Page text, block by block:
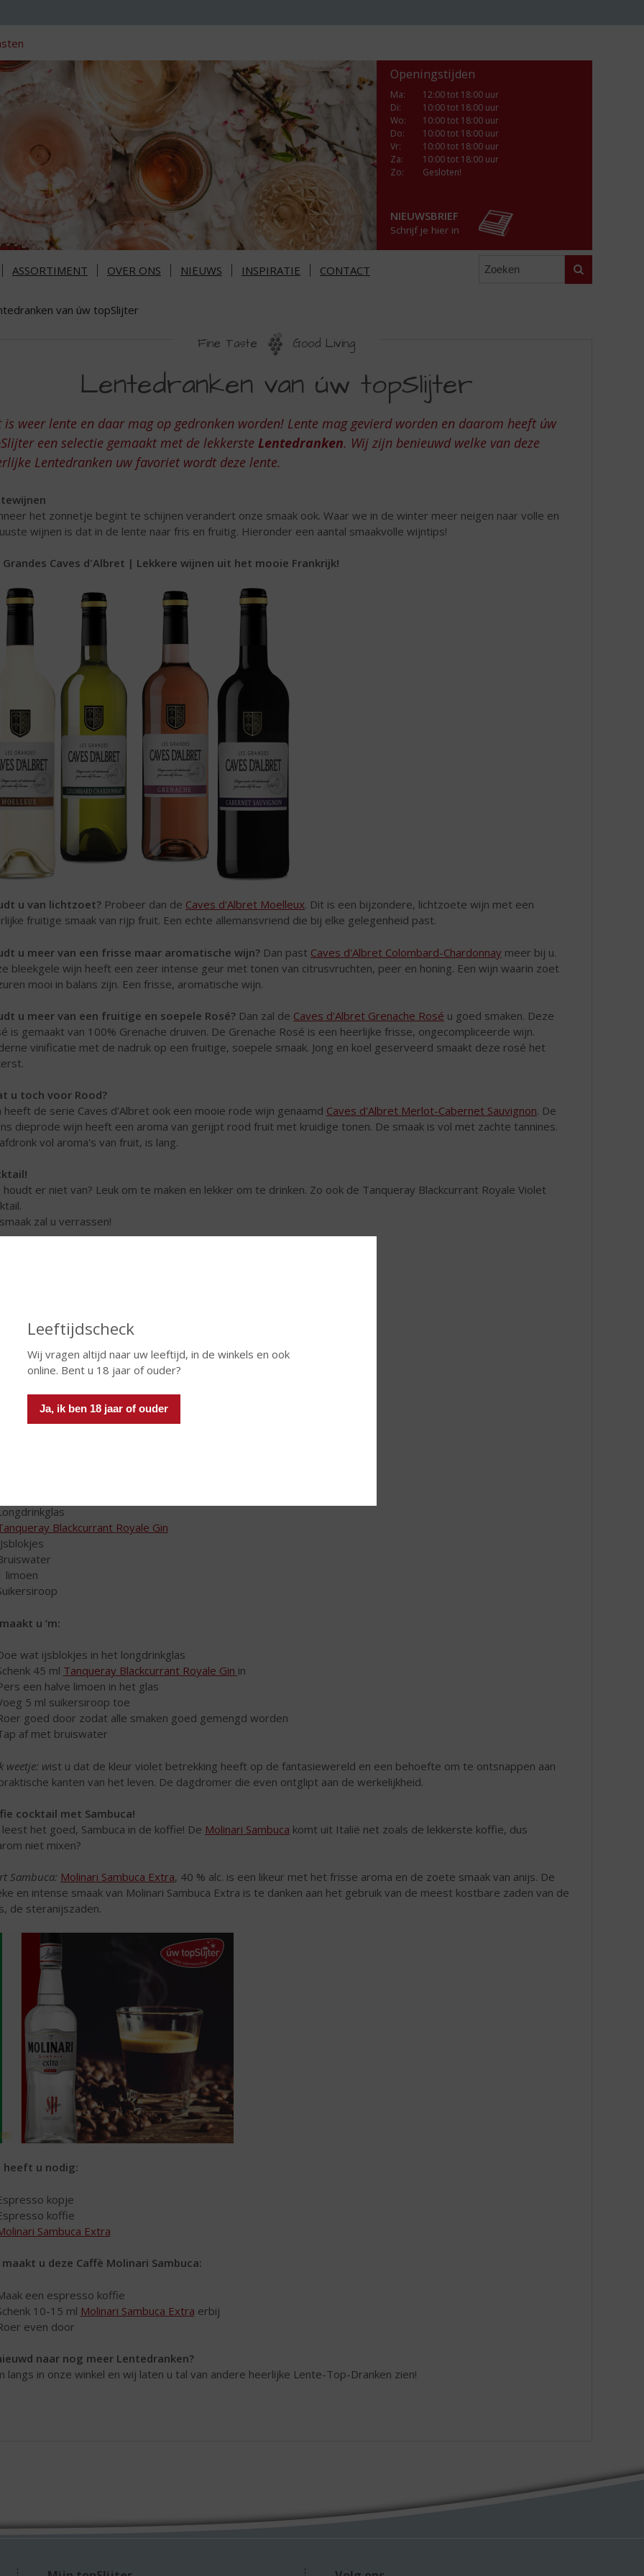
Leeftijdscheck
Wij vragen altijd naar uw leeftijd, in de winkels en ook
online. Bent u 18 jaar of ouder?
Ja, ik ben 18 jaar of ouder
Openingstijden
Ma:
12:00 tot 18:00 uur
Di:
10:00 tot 18:00 uur
Wo:
10:00 tot 18:00 uur
Do:
10:00 tot 18:00 uur
Vr:
10:00 tot 18:00 uur
Za:
10:00 tot 18:00 uur
Zo:
Gesloten!
NIEUWSBRIEF
Schrijf je hier in
ASSORTIMENT OVER ONS NIEUWS INSPIRATIE CONTACT Zoeken
van úw topSlijter
Fine Taste Good Living
Lentedranken van úw topSlijter
is weer lente en daar mag op gedronken worden! Lente mag gevierd worden en daarom heeft úw
een selectie gemaakt met de lekkerste Lentedranken. Wij zijn benieuwd welke van deze
Lentedranken uw favoriet wordt deze lente.
het zonnetje begint te schijnen verandert onze smaak ook. Waar we in de winter meer neigen naar volle en
wijnen is dat in de lente naar fris en fruitig. Hieronder een aantal smaakvolle wijntips!
Grandes Caves d'Albret | Lekkere wijnen uit het mooie Frankrijk!
u van lichtzoet? Probeer dan de Caves d'Albret Moelleux. Dit is een bijzondere, lichtzoete wijn met een
fruitige smaak van rijp fruit. Een echte allemansvriend die bij elke gelegenheid past.
u meer van een frisse maar aromatische wijn? Dan past Caves d'Albret Colombard-Chardonnay meer bij u.
bleekgele wijn heeft een zeer intense geur met tonen van citrusvruchten, peer en honing. Een wijn waarin zoet
mooi in balans zijn. Een frisse, aromatische wijn.
u meer van een fruitige en soepele Rosé? Dan zal de Caves d'Albret Grenache Rosé u goed smaken. Deze
is gemaakt van 100% Grenache druiven. De Grenache Rosé is een heerlijke frisse, ongecompliceerde wijn.
vinificatie met de nadruk op een fruitige, soepele smaak. Jong en koel geserveerd smaakt deze rosé het
u toch voor Rood?
heeft de serie Caves d'Albret ook een mooie rode wijn genaamd Caves d'Albret Merlot-Cabernet Sauvignon. De
dieprode wijn heeft een aroma van gerijpt rood fruit met kruidige tonen. De smaak is vol met zachte tannines.
vol aroma's van fruit, is lang.
houdt er niet van? Leuk om te maken en lekker om te drinken. Zo ook de Tanqueray Blackcurrant Royale Violet
zal u verrassen!
Blackcurrant Royale Gin
limoen
u ‘m:
wat ijsblokjes in het longdrinkglas
45 ml Tanqueray Blackcurrant Royale Gin in
een halve limoen in het glas
5 ml suikersiroop toe
goed door zodat alle smaken goed gemengd worden
af met bruiswater
weetje: wist u dat de kleur violet betrekking heeft op de fantasiewereld en een behoefte om te ontsnappen aan
kanten van het leven. De dagdromer die even ontglipt aan de werkelijkheid.
cocktail met Sambuca!
leest het goed, Sambuca in de koffie! De Molinari Sambuca komt uit Italië net zoals de lekkerste koffie, dus
niet mixen?
Sambuca: Molinari Sambuca Extra, 40 % alc. is een likeur met het frisse aroma en de zoete smaak van anijs. De
en intense smaak van Molinari Sambuca Extra is te danken aan het gebruik van de meest kostbare zaden van de
de steranijszaden.
heeft u nodig:
kopje
koffie
Sambuca Extra
u deze Caffè Molinari Sambuca:
een espresso koffie
10-15 ml Molinari Sambuca Extra erbij
even door
naar nog meer Lentedranken?
langs in onze winkel en wij laten u tal van andere heerlijke Lente-Top-Dranken zien!